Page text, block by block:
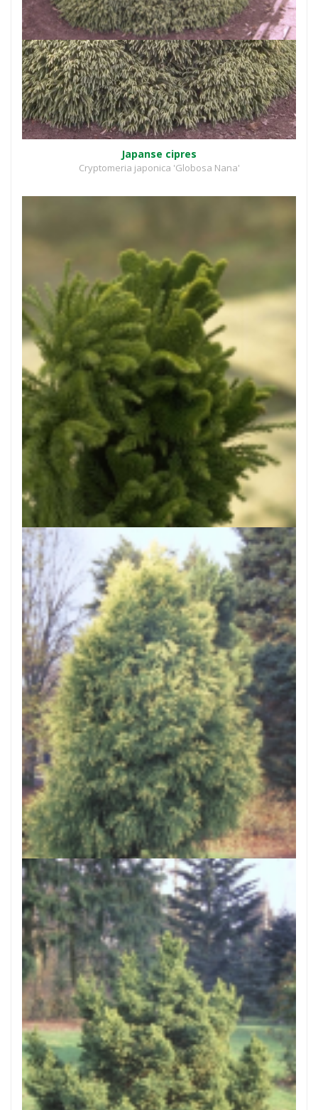
Japanse cipres
Cryptomeria japonica 'Globosa Nana'
Japanse cipres
Cryptomeria japonica 'Cristata'
Japanse cipres
Cryptomeria japonica 'Sekkan'